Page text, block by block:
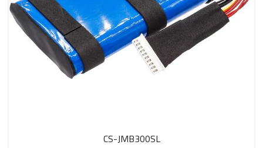
CS-JMB300SL